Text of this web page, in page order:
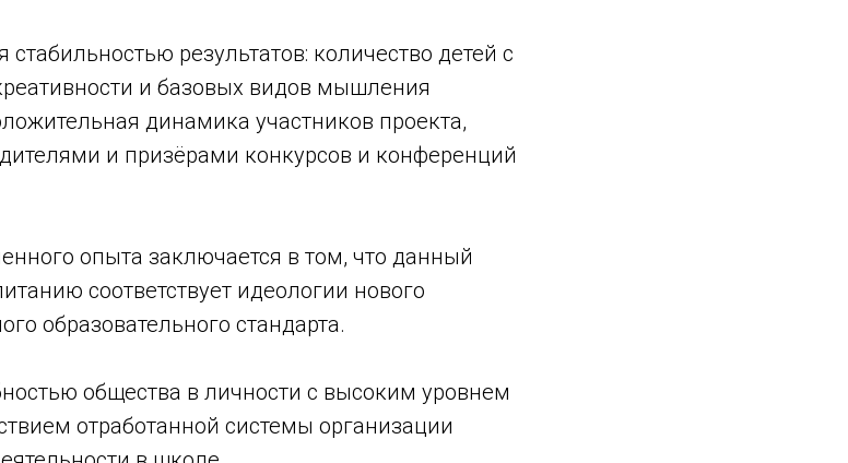
стабильностью результатов: количество детей с
и базовых видов мышления
динамика участников проекта,
и призёрами конкурсов и конференций
опыта заключается в том, что данный
соответствует идеологии нового
образовательного стандарта.
общества в личности с высоким уровнем
отработанной системы организации